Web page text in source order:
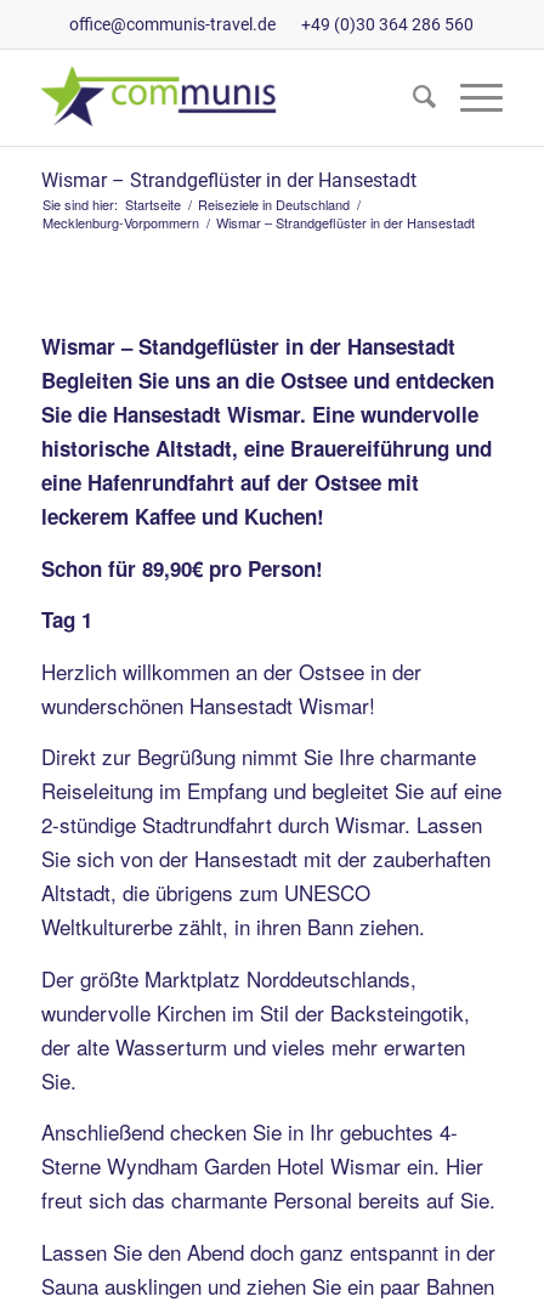
office@communis-travel.de +49 (0)30 364 286 560
Wismar – Strandgeflüster in der Hansestadt
Sie sind hier: Startseite / Reiseziele in Deutschland /
Mecklenburg-Vorpommern / Wismar – Strandgeflüster in der Hansestadt
Wismar – Standgeflüster in der Hansestadt
Begleiten Sie uns an die Ostsee und entdecken
Sie die Hansestadt Wismar. Eine wundervolle
historische Altstadt, eine Brauereiführung und
eine Hafenrundfahrt auf der Ostsee mit
leckerem Kaffee und Kuchen!
Schon für 89,90€ pro Person!
Tag 1
Herzlich willkommen an der Ostsee in der
wunderschönen Hansestadt Wismar!
Direkt zur Begrüßung nimmt Sie Ihre charmante
Reiseleitung im Empfang und begleitet Sie auf eine
2-stündige Stadtrundfahrt durch Wismar. Lassen
Sie sich von der Hansestadt mit der zauberhaften
Altstadt, die übrigens zum UNESCO
Weltkulturerbe zählt, in ihren Bann ziehen.
Der größte Marktplatz Norddeutschlands,
wundervolle Kirchen im Stil der Backsteingotik,
der alte Wasserturm und vieles mehr erwarten
Sie.
Anschließend checken Sie in Ihr gebuchtes 4-
Sterne Wyndham Garden Hotel Wismar ein. Hier
freut sich das charmante Personal bereits auf Sie.
Lassen Sie den Abend doch ganz entspannt in der
Sauna ausklingen und ziehen Sie ein paar Bahnen